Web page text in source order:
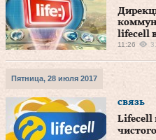
lifecell
11:26
Пятница, 28 июля 2017
связь
Lifecell